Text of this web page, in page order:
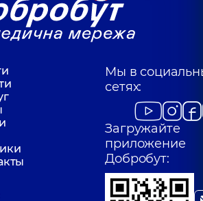
Мы в
сетях:
Загружайте
приложение
Добробут: